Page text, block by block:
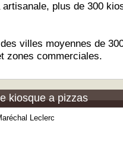
plus de 300
villes moyennes de
zones commerciales.
kiosque a pizzas
Leclerc